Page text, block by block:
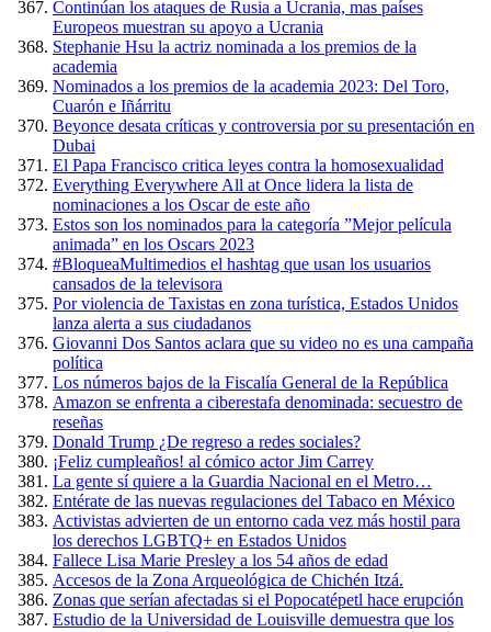
Continúan los ataques de Rusia a Ucrania, mas países
Europeos muestran su apoyo a Ucrania
Stephanie Hsu la actriz nominada a los premios de la
academia
Nominados a los premios de la academia 2023: Del Toro,
Cuarón e Iñárritu
Beyonce desata críticas y controversia por su presentación en
Dubai
El Papa Francisco critica leyes contra la homosexualidad
Everything Everywhere All at Once lidera la lista de
nominaciones a los Oscar de este año
Estos son los nominados para la categoría ”Mejor película
animada” en los Oscars 2023
#BloqueaMultimedios el hashtag que usan los usuarios
cansados de la televisora
Por violencia de Taxistas en zona turística, Estados Unidos
lanza alerta a sus ciudadanos
Giovanni Dos Santos aclara que su video no es una campaña
política
Los números bajos de la Fiscalía General de la República
Amazon se enfrenta a ciberestafa denominada: secuestro de
reseñas
Donald Trump ¿De regreso a redes sociales?
¡Feliz cumpleaños! al cómico actor Jim Carrey
La gente sí quiere a la Guardia Nacional en el Metro…
Entérate de las nuevas regulaciones del Tabaco en México
Activistas advierten de un entorno cada vez más hostil para
los derechos LGBTQ+ en Estados Unidos
Fallece Lisa Marie Presley a los 54 años de edad
Accesos de la Zona Arqueológica de Chichén Itzá.
Zonas que serían afectadas si el Popocatépetl hace erupción
Estudio de la Universidad de Louisville demuestra que los